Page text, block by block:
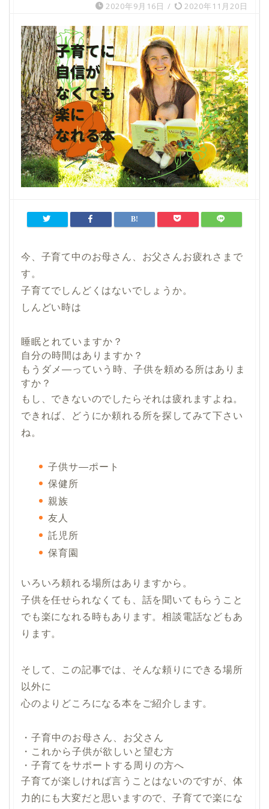
2020年9月16日 / 2020年11月20日
今、子育て中のお母さん、お父さんお疲れさまで
す。
子育てでしんどくはないでしょうか。
しんどい時は
睡眠とれていますか？
自分の時間はありますか？
もうダメ―っていう時、子供を頼める所はありま
すか？
もし、できないのでしたらそれは疲れますよね。
できれば、どうにか頼れる所を探してみて下さい
ね。
子供サ―ポート
保健所
親族
友人
託児所
保育園
いろいろ頼れる場所はありますから。
子供を任せられなくても、話を聞いてもらうこと
でも楽になれる時もあります。相談電話などもあ
ります。
そして、この記事では、そんな頼りにできる場所
以外に
心のよりどころになる本をご紹介します。
・子育中のお母さん、お父さん
・これから子供が欲しいと望む方
・子育てをサポートする周りの方へ
子育てが楽しければ言うことはないのですが、体
力的にも大変だと思いますので、子育てで楽にな